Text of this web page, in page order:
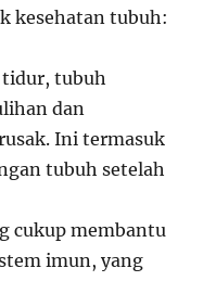
kesehatan tubuh:
tidur, tubuh
dan
Ini termasuk
tubuh setelah
cukup membantu
imun, yang